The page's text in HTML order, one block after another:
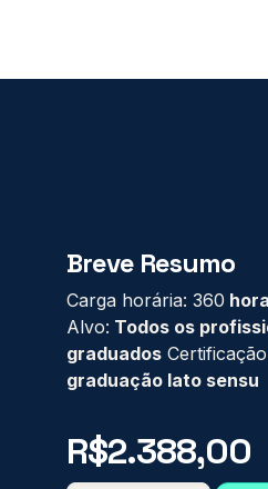
Breve Resumo
Carga horária: 360
Alvo: Todos os
graduados Certificação
graduação lato sensu
R$2.388,00